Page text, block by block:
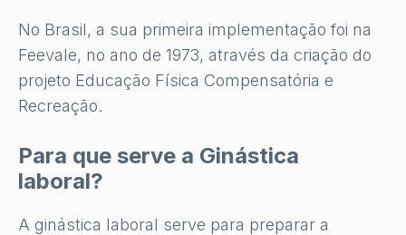
No Brasil, a sua primeira implementação foi na
Feevale, no ano de 1973, através da criação do
projeto Educação Física Compensatória e
Recreação.
Para que serve a Ginástica
laboral?
A ginástica laboral serve para preparar a